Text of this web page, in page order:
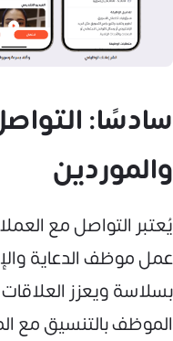
سادسًا:
والموردين
يُعتبر التواصل مع
عمل موظف الدعاية
بسلاسة ويعزز
الموظف بالتنسيق مع